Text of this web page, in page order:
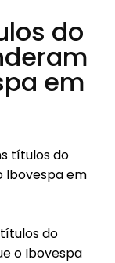
do
em
do
o Ibovespa